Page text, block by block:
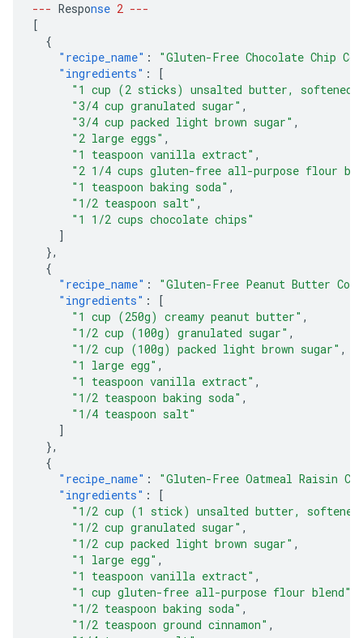
--- Response 2 ---
[
{
"recipe_name" :
"Gluten-Free Chocolate Chip
"ingredients" :
[
"1 cup (2 sticks) unsalted butter, softened"
"3/4 cup granulated sugar" ,
"3/4 cup packed light brown sugar" ,
"2 large eggs" ,
"1 teaspoon vanilla extract" ,
"2 1/4 cups gluten-free all-purpose flour
"1 teaspoon baking soda" ,
"1/2 teaspoon salt" ,
"1 1/2 cups chocolate chips"
]
},
{
"recipe_name" :
"Gluten-Free Peanut Butter
"ingredients" :
[
"1 cup (250g) creamy peanut butter" ,
"1/2 cup (100g) granulated sugar" ,
"1/2 cup (100g) packed light brown sugar" ,
"1 large egg" ,
"1 teaspoon vanilla extract" ,
"1/2 teaspoon baking soda" ,
"1/4 teaspoon salt"
]
},
{
"recipe_name" :
"Gluten-Free Oatmeal Raisin
"ingredients" :
[
"1/2 cup (1 stick) unsalted butter,
"1/2 cup granulated sugar" ,
"1/2 cup packed light brown sugar" ,
"1 large egg" ,
"1 teaspoon vanilla extract" ,
"1 cup gluten-free all-purpose flour blend"
"1/2 teaspoon baking soda" ,
"1/2 teaspoon ground cinnamon" ,